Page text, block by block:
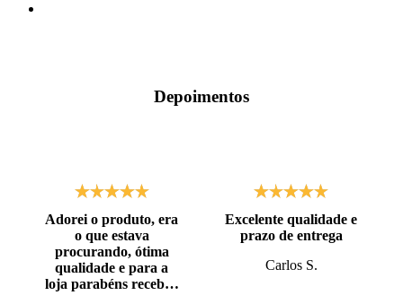
Depoimentos
Adorei o produto, era
o que estava
procurando, ótima
qualidade e para a
loja parabéns recebi o
Excelente qualidade e
prazo de entrega
Carlos S.